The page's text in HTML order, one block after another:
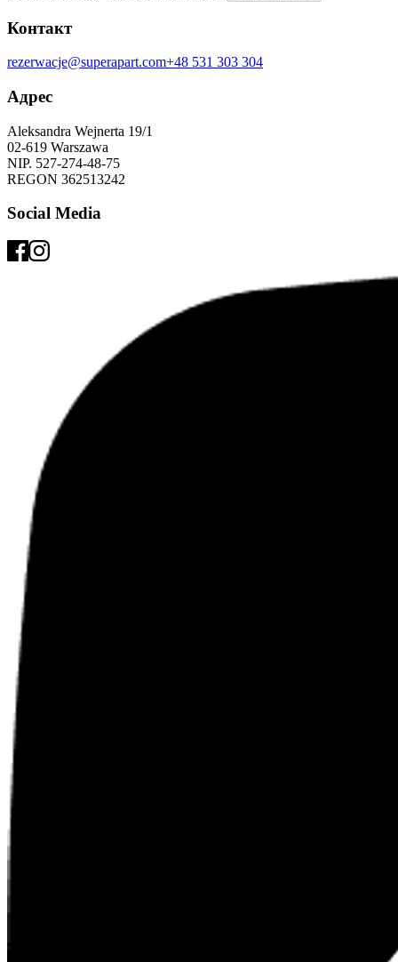
Контакт
rezerwacje@superapart.com+48 531 303 304
Адрес
Aleksandra Wejnerta 19/1
02-619 Warszawa
NIP. 527-274-48-75
REGON 362513242
Social Media